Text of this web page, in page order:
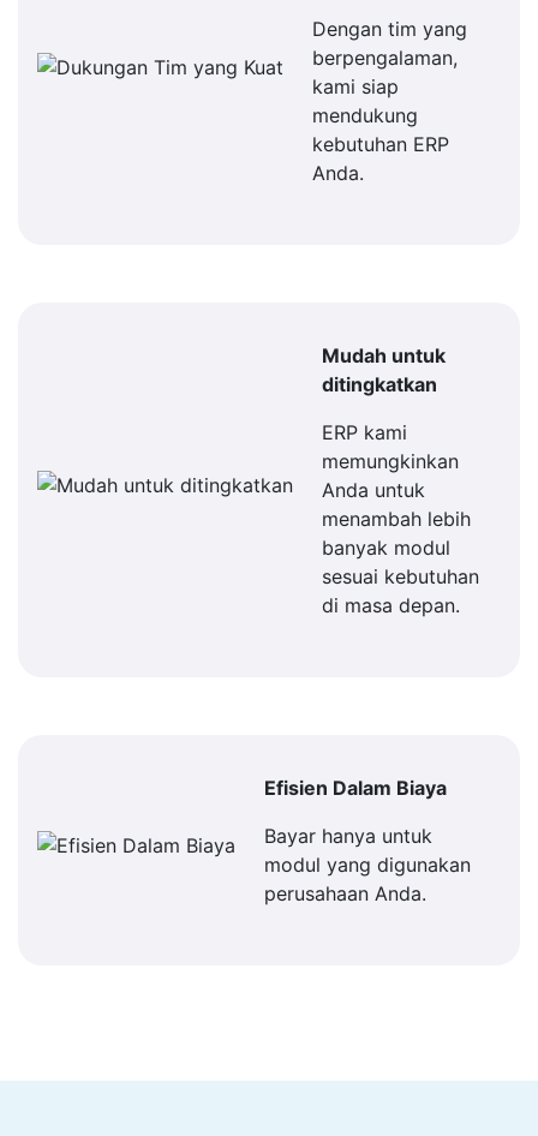
Dengan tim yang
berpengalaman,
kami siap
mendukung
kebutuhan ERP
Anda.
Mudah untuk
ditingkatkan
ERP kami
memungkinkan
Anda untuk
menambah lebih
banyak modul
sesuai kebutuhan
di masa depan.
Efisien Dalam Biaya
Bayar hanya untuk
modul yang digunakan
perusahaan Anda.